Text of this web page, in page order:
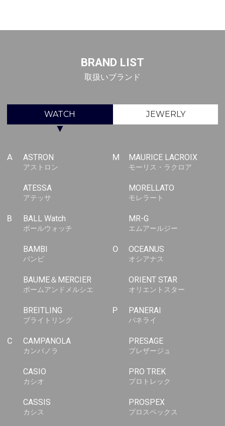
BRAND LIST
取扱いブランド
WATCH JEWERLY
▼
A ASTRON
アストロン
ATESSA
アテッサ
B BALL Watch
ボールウォッチ
BAMBI
バンビ
BAUME＆MERCIER
ボームアンドメルシエ
BREITLING
ブライトリング
C CAMPANOLA
カンパノラ
CASIO
カシオ
CASSIS
カシス
M MAURICE LACROIX
モーリス・ラクロア
MORELLATO
モレラート
MR-G
エムアールジー
O OCEANUS
オシアナス
ORIENT STAR
オリエントスター
P PANERAI
パネライ
PRESAGE
プレザージュ
PRO TREK
プロトレック
PROSPEX
プロスペックス